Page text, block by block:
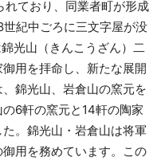
れており、同業者町が形成
紀中ごろに三文字屋が没
光山（きんこうざん）二
用を拝命し、新たな展開
錦光山、岩倉山の窯元を
6軒の窯元と14軒の陶家
。錦光山・岩倉山は将軍
用を務めています。この